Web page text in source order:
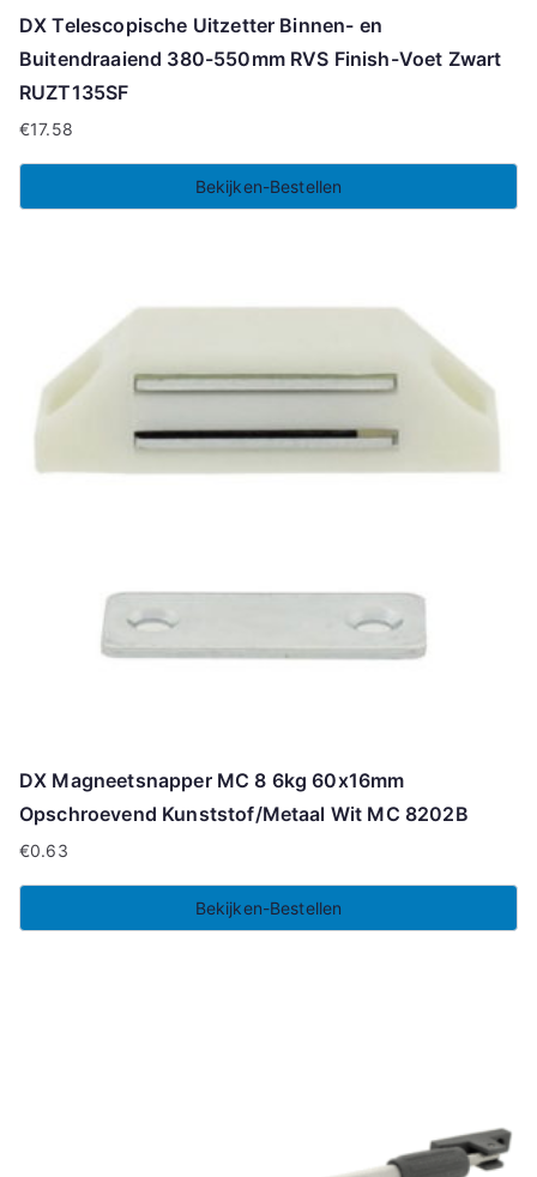
DX Telescopische Uitzetter Binnen- en
Buitendraaiend 380-550mm RVS Finish-Voet Zwart
RUZT135SF
€17.58
Bekijken-Bestellen
DX Magneetsnapper MC 8 6kg 60x16mm
Opschroevend Kunststof/Metaal Wit MC 8202B
€0.63
Bekijken-Bestellen